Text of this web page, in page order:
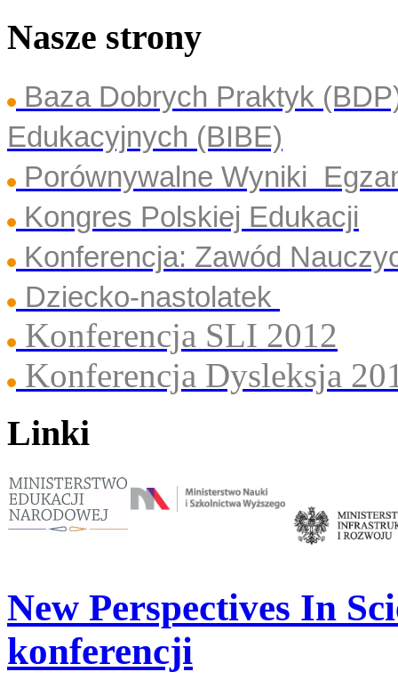
Nasze strony
Baza Dobrych Praktyk
Edukacyjnych (BIBE)
Porównywalne Wyniki
Kongres Polskiej Edukacji
Konferencja: Zawód
Dziecko-nastolatek
Konferencja SLI 2012
Konferencja Dysleksja
Linki
New Perspectives In
konferencji